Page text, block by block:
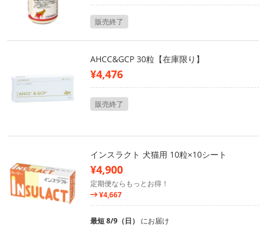
販売終了
AHCC&GCP 30粒【在庫限り】
¥4,476
販売終了
インスラクト 犬猫用 10粒×10シート
¥4,900
定期便ならもっとお得！
¥4,667
最短 8/9（日） にお届け